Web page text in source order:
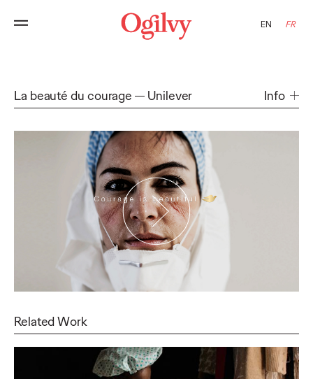
EN FR
La beauté du courage Unilever Info
Related Work